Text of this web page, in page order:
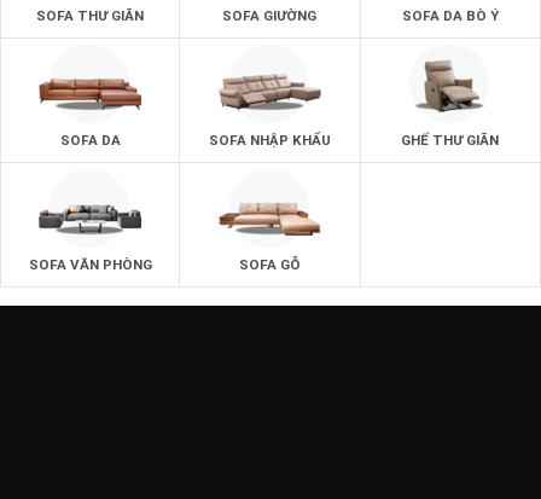
SOFA THƯ GIÃN SOFA GIƯỜNG SOFA DA BÒ Ý
SOFA DA SOFA NHẬP KHẨU GHẾ THƯ GIÃN
SOFA VĂN PHÒNG SOFA GỖ